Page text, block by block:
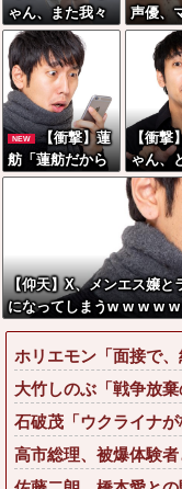
ゃん、また我々
をシコらすｗｗ
ｗｗｗｗ
声優、
がデカ
NEW
【衝撃】蓮
舫「蓮舫だから
叩いて良いとい
いて良いをやっ
てるのがお前だ
ろ」←これ…w
w
【衝撃
ゃん、
たツイ
る←コ
どおか
か？？
【仰天】X、メンエス嬢と
になってしまうw w w w
ホリエモン「面接で
大竹しのぶ「戦争放
石破茂「ウクライナ
高市総理、被爆体験